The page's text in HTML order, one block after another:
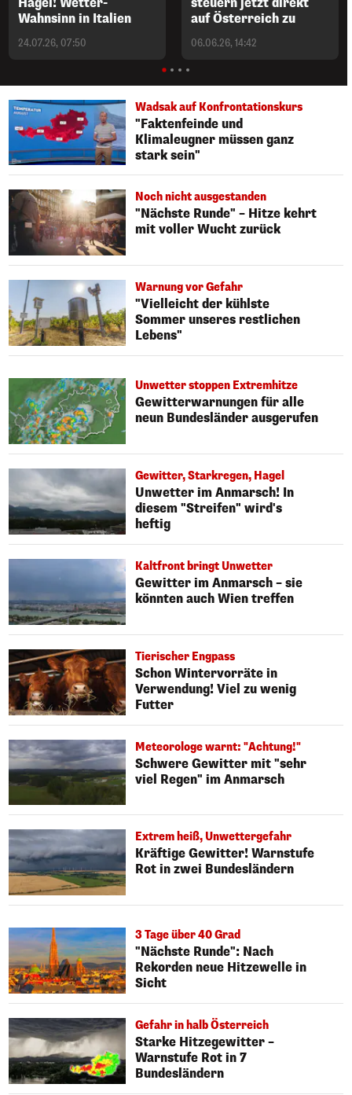
Wahnsinn in Italien
24.07.26, 07:50
auf Österreich zu
06.06.26, 14:42
Wadsak auf Konfrontationskurs
"Faktenfeinde und
Klimaleugner müssen ganz
stark sein"
Noch nicht ausgestanden
"Nächste Runde" – Hitze kehrt
mit voller Wucht zurück
Warnung vor Gefahr
"Vielleicht der kühlste
Sommer unseres restlichen
Lebens"
Unwetter stoppen Extremhitze
Gewitterwarnungen für alle
neun Bundesländer ausgerufen
Gewitter, Starkregen, Hagel
Unwetter im Anmarsch! In
diesem "Streifen" wird's
heftig
Kaltfront bringt Unwetter
Gewitter im Anmarsch – sie
könnten auch Wien treffen
Tierischer Engpass
Schon Wintervorräte in
Verwendung! Viel zu wenig
Futter
Meteorologe warnt: "Achtung!"
Schwere Gewitter mit "sehr
viel Regen" im Anmarsch
Extrem heiß, Unwettergefahr
Kräftige Gewitter! Warnstufe
Rot in zwei Bundesländern
3 Tage über 40 Grad
"Nächste Runde": Nach
Rekorden neue Hitzewelle in
Sicht
Gefahr in halb Österreich
Starke Hitzegewitter –
Warnstufe Rot in 7
Bundesländern